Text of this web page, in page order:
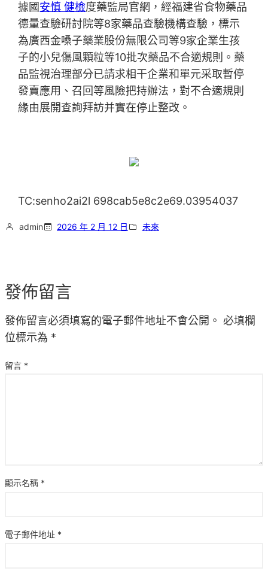
據國安慎 健檢度藥監局官網，經福建省食物藥品
德量查驗研討院等8家藥品查驗機構查驗，標示
為廣西金嗓子藥業股份無限公司等9家企業生孩
子的小兒傷風顆粒等10批次藥品不合適規則。藥
品監視治理部分已請求相干企業和單元采取暫停
發賣應用、召回等風險把持辦法，對不合適規則
緣由展開查詢拜訪并實在停止整改。
TC:senho2ai2l 698cab5e8c2e69.03954037
admin 2026 年 2 月 12 日 未來
發佈留言
發佈留言必須填寫的電子郵件地址不會公開。 必填欄
位標示為 *
留言 *
顯示名稱 *
電子郵件地址 *